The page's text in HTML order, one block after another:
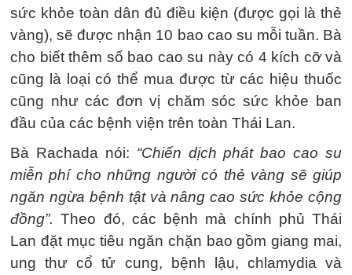
sức khỏe toàn dân đủ điều kiện (được gọi là thẻ
vàng), sẽ được nhận 10 bao cao su mỗi tuần. Bà
cho biết thêm số bao cao su này có 4 kích cỡ và
cũng là loại có thể mua được từ các hiệu thuốc
cũng như các đơn vị chăm sóc sức khỏe ban
đầu của các bệnh viện trên toàn Thái Lan.
Bà Rachada nói: “Chiến dịch phát bao cao su
miễn phí cho những người có thẻ vàng sẽ giúp
ngăn ngừa bệnh tật và nâng cao sức khỏe cộng
đồng”. Theo đó, các bệnh mà chính phủ Thái
Lan đặt mục tiêu ngăn chặn bao gồm giang mai,
ung thư cổ tử cung, bệnh lậu, chlamydia và